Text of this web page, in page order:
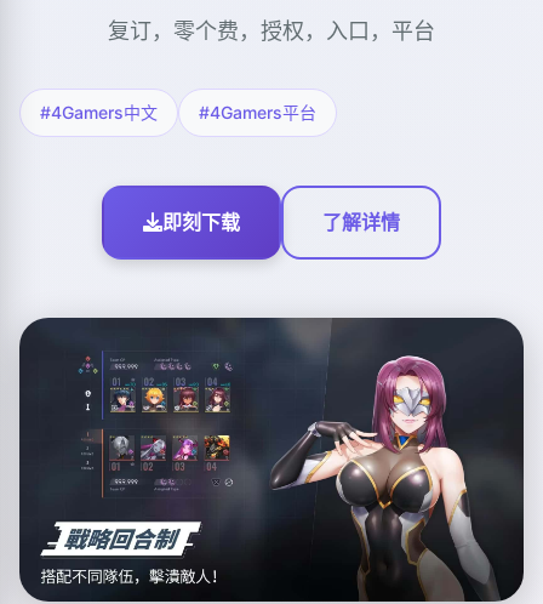
复订，零个费，授权，入口，平台
#4Gamers中文 #4Gamers平台
即刻下载 了解详情